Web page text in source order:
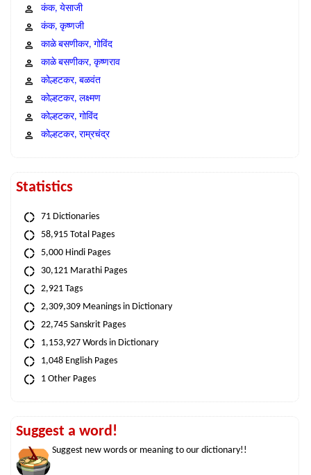
कंक, येसाजी
कंक, कृष्णजी
काळे बसणीकर, गोविंद
काळे बसणीकर, कृष्णराव
कोल्हटकर, बळवंत
कोल्हटकर, लक्ष्मण
कोल्हटकर, गोविंद
कोल्हटकर, राम्रचंद्र
Statistics
71 Dictionaries
58,915 Total Pages
5,000 Hindi Pages
30,121 Marathi Pages
2,921 Tags
2,309,309 Meanings in Dictionary
22,745 Sanskrit Pages
1,153,927 Words in Dictionary
1,048 English Pages
1 Other Pages
Suggest a word!
Suggest new words or meaning to our dictionary!!